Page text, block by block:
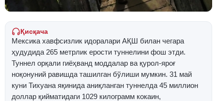
Қисқача
Мексика хавфсизлик идоралари АҚШ билан чегара
ҳудудида 265 метрлик ерости туннелини фош этди.
Туннел орқали гиёҳванд моддалар ва қурол-яроғ
ноқонуний равишда ташилган бўлиши мумкин. 31 май
куни Тихуана яқинида аниқланган туннелда 45 миллион
доллар қийматидаги 1029 килограмм кокаин,